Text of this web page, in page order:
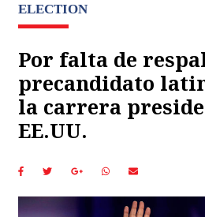
ELECTION
Por falta de
precandidato
la carrera
EE.UU.